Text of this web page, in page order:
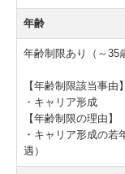
年齢
年齢制限あり（～35
【年齢制限該当事由】
・キャリア形成
【年齢制限の理由】
・キャリア形成の
遇）